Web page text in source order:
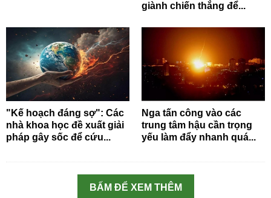
giành chiến thắng để...
"Kế hoạch đáng sợ": Các
nhà khoa học đề xuất giải
pháp gây sốc để cứu...
Nga tấn công vào các
trung tâm hậu cần trọng
yếu làm đẩy nhanh quá...
BẤM ĐỂ XEM THÊM